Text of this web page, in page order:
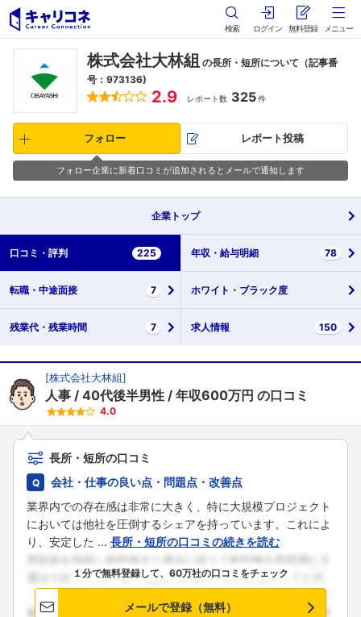
検索 ログイン 無料登録 メニュー
株式会社大林組 の長所・短所について（記事番
号：973136)
2.9 レポート数 325件
フォロー レポート投稿
フォロー企業に新着口コミが追加されるとメールで通知します
企業 トップ
口コミ・ 評判 225 年収・ 給与明細 78
転職・ 中途面接 7 ホワイト・ ブラック度
残業代・ 残業時間 7 求人情報 150
[株式会社大林組]
人事 40代後半男性 年収600万円 の口コミ
4.0
長所・短所の口コミ
会社・仕事の良い点・問題点・改善点
業界内での存在感は非常に大きく、特に大規模プロジェクト
においては他社を圧倒するシェアを持っています。これによ
り、安定した ... 長所・短所の口コミの続きを読む
１分で無料登録して、60万社の口コミをチェック
メールで登録（無料）